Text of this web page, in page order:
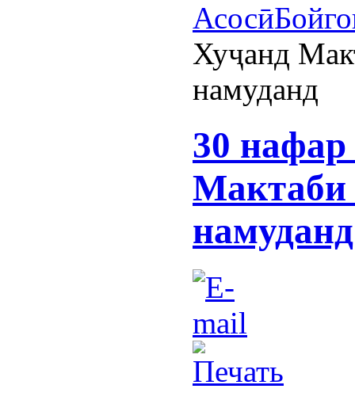
Асосӣ
Хуҷанд
намуданд
30
Мактаби
намуданд